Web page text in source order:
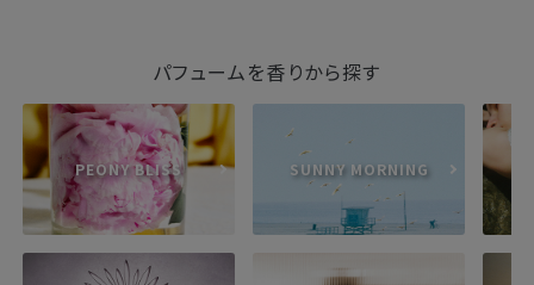
パフュームを香りから探す
PEONY BLISS SUNNY MORNING